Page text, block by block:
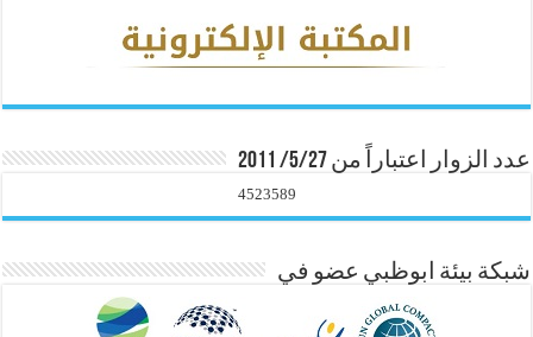
عدد الزوار اعتباراً من 5/27/ 2011
4523589
شبكة بيئة ابوظبي عضو في